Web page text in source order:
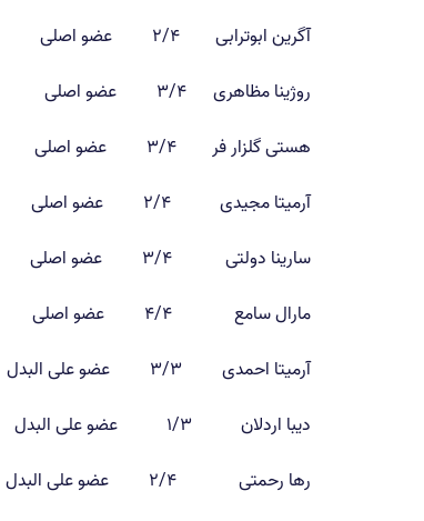
آگرین ابوترابی ۲/۴ عضو اصلی
روژینا مظاهری ۳/۴ عضو اصلی
هستی گلزار فر ۳/۴ عضو اصلی
آرمیتا مجیدی ۲/۴ عضو اصلی
سارینا دولتی ۳/۴ عضو اصلی
مارال سامع ۴/۴ عضو اصلی
آرمیتا احمدی ۳/۳ عضو علی البدل
دیبا اردلان ۱/۳ عضو علی البدل
رها رحمتی ۲/۴ عضو علی البدل